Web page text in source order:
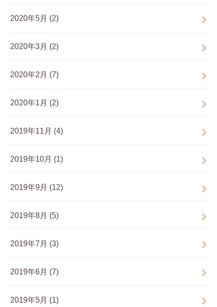
2020年5月 (2)
2020年3月 (2)
2020年2月 (7)
2020年1月 (2)
2019年11月 (4)
2019年10月 (1)
2019年9月 (12)
2019年8月 (5)
2019年7月 (3)
2019年6月 (7)
2019年5月 (1)